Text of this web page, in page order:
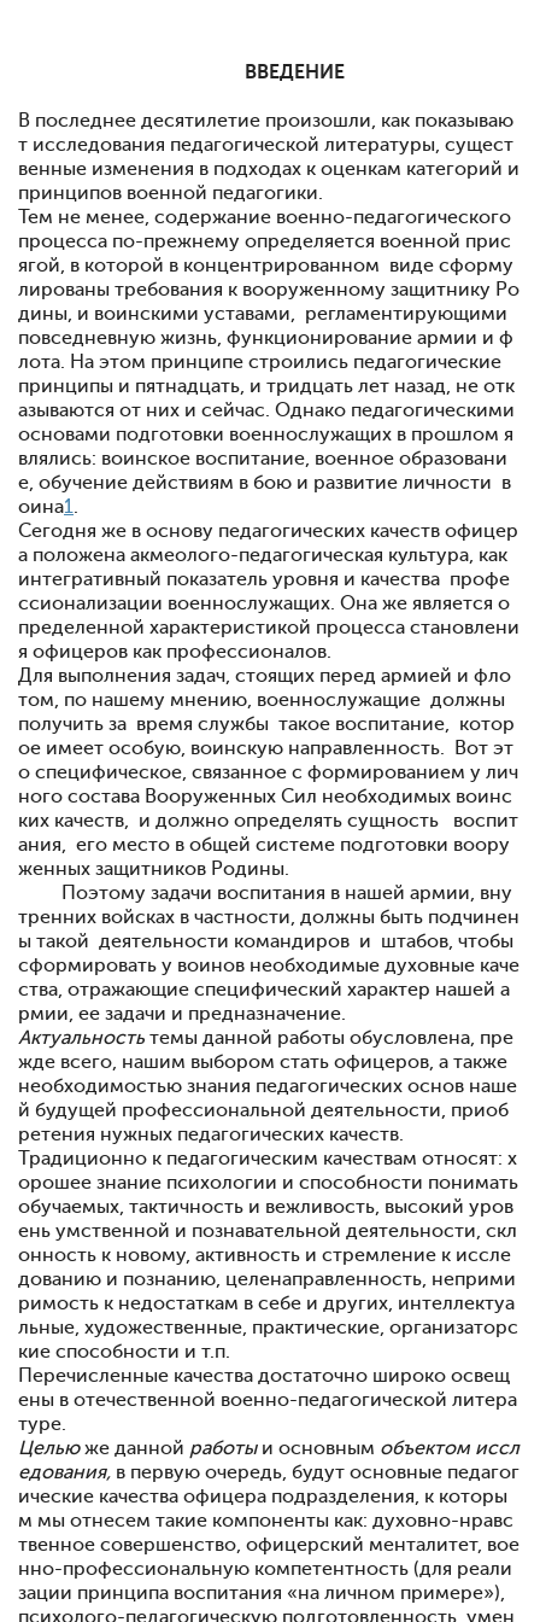
ВВЕДЕНИЕ
В последнее десятилетие произошли, как показываю
т исследования педагогической литературы, сущест
венные изменения в подходах к оценкам категорий и
принципов военной педагогики.
Тем не менее, содержание военно-педагогического
процесса по-прежнему определяется военной прис
ягой, в которой в концентрированном виде сформу
лированы требования к вооруженному защитнику Ро
дины, и воинскими уставами, регламентирующими
повседневную жизнь, функционирование армии и ф
лота. На этом принципе строились педагогические
принципы и пятнадцать, и тридцать лет назад, не отк
азываются от них и сейчас. Однако педагогическими
основами подготовки военнослужащих в прошлом я
влялись: воинское воспитание, военное образовани
е, обучение действиям в бою и развитие личности в
оина1.
Сегодня же в основу педагогических качеств офицер
а положена акмеолого-педагогическая культура, как
интегративный показатель уровня и качества профе
ссионализации военнослужащих. Она же является о
пределенной характеристикой процесса становлени
я офицеров как профессионалов.
Для выполнения задач, стоящих перед армией и фло
том, по нашему мнению, военнослужащие должны
получить за время службы такое воспитание, котор
ое имеет особую, воинскую направленность. Вот эт
о специфическое, связанное с формированием у лич
ного состава Вооруженных Сил необходимых воинс
ких качеств, и должно определять сущность воспит
ания, его место в общей системе подготовки воору
женных защитников Родины.
Поэтому задачи воспитания в нашей армии, вну
тренних войсках в частности, должны быть подчинен
ы такой деятельности командиров и штабов, чтобы
сформировать у воинов необходимые духовные каче
ства, отражающие специфический характер нашей а
рмии, ее задачи и предназначение.
Актуальность темы данной работы обусловлена, пре
жде всего, нашим выбором стать офицеров, а также
необходимостью знания педагогических основ наше
й будущей профессиональной деятельности, приоб
ретения нужных педагогических качеств.
Традиционно к педагогическим качествам относят: х
орошее знание психологии и способности понимать
обучаемых, тактичность и вежливость, высокий уров
ень умственной и познавательной деятельности, скл
онность к новому, активность и стремление к иссле
дованию и познанию, целенаправленность, неприми
римость к недостаткам в себе и других, интеллектуа
льные, художественные, практические, организаторс
кие способности и т.п.
Перечисленные качества достаточно широко освещ
ены в отечественной военно-педагогической литера
туре.
Цельюже данной работыи основным объектом иссл
едования, в первую очередь, будут основные педагог
ические качества офи­цера подразделения, к которы
м мы отнесем такие компоненты как: духовно-нравс
твенное со­вершенство, офицерский менталитет, вое
нно-профессиональ­ную компетентность (для реали
зации принципа воспитания «на личном примере»),
психолого-педагогическую подготовлен­ность, умен